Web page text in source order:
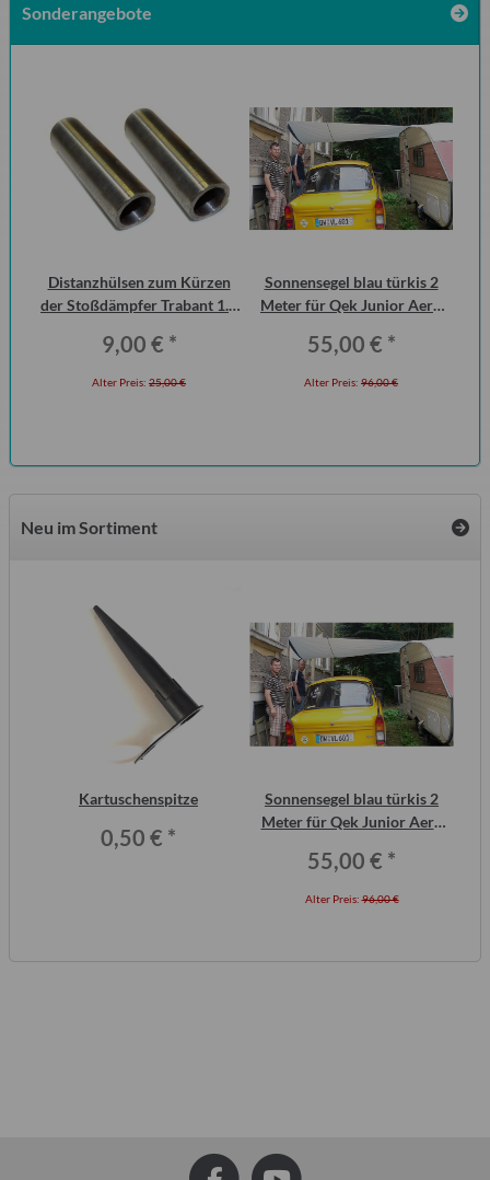
Sonderangebote
Distanzhülsen zum Kürzen
der Stoßdämpfer Trabant 1.1
9,00 € *
Alter Preis: 25,00 €
Sonnensegel blau türkis 2
Meter für Qek Junior Aero
55,00 € *
Alter Preis: 96,00 €
Neu im Sortiment
Kartuschenspitze
0,50 € *
Sonnensegel blau türkis 2
Meter für Qek Junior Aero
55,00 € *
Alter Preis:96,00 €